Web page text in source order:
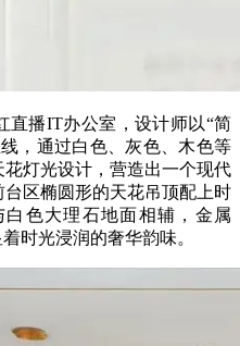
直播IT办公室，设计师以“简
，通过白色、灰色、木色等
灯光设计，营造出一个现代
区椭圆形的天花吊顶配上时
色大理石地面相辅，金属
时光浸润的奢华韵味。